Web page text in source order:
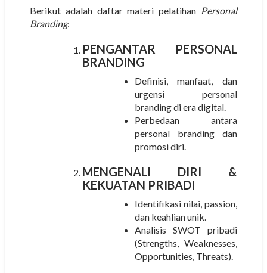
Berikut adalah daftar materi pelatihan Personal
Branding:
PENGANTAR PERSONAL
BRANDING
Definisi, manfaat, dan
urgensi personal
branding di era digital.
Perbedaan antara
personal branding dan
promosi diri.
MENGENALI DIRI &
KEKUATAN PRIBADI
Identifikasi nilai, passion,
dan keahlian unik.
Analisis SWOT pribadi
(Strengths, Weaknesses,
Opportunities, Threats).